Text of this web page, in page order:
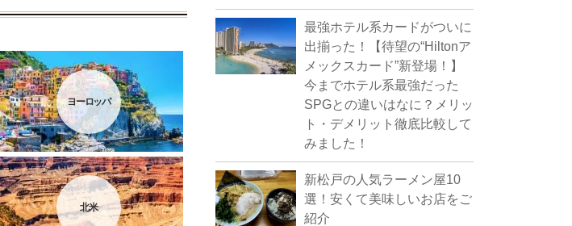
ヨーロッパ
北米
最強ホテル系カードがついに
出揃った！【待望の“Hiltonア
メックスカード”新登場！】
今までホテル系最強だった
SPGとの違いはなに？メリッ
ト・デメリット徹底比較して
みました！
新松戸の人気ラーメン屋10
選！安くて美味しいお店をご
紹介